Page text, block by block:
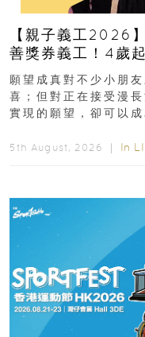
【親子義工2026
善獎券義工！4歲
新界
願望成真對不少小朋
喜；但對正在接受漫
實現的願望，卻可以
5th August, 2026 ｜ In